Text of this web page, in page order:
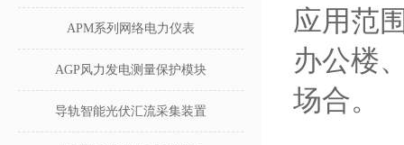
APM系列网络电力仪表
AGP风力发电测量保护模块
导轨智能光伏汇流采集装置
应用范
办公楼
场合。